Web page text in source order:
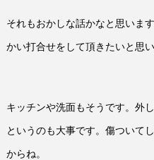
それもおかしな話かなと思いま
かい打合せをして頂きたいと思い
キッチンや洗面もそうです。外
というのも大事です。傷ついて
からね。